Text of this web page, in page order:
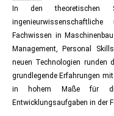
In den theoretischen
Fachwissen in
Management, Personal
neuen Technologien runden
grundlegende Erfahrungen
in hohem Maße für
Entwicklungsaufgaben in der